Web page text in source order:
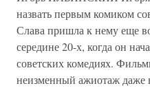
назвать первым комиком
Слава пришла к нему еще
середине 20-х, когда он
советских комедиях.
неизменный ажиотаж даже